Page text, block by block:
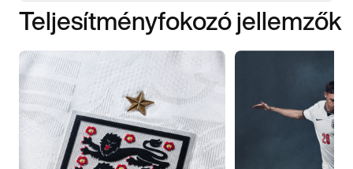
Teljesítményfokozó jellemzők